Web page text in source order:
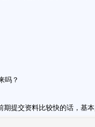
吗？
期提交资料比较快的话，基